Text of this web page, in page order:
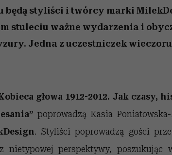
będą styliści i twórcy marki
stuleciu ważne wydarzenia i
Jedna z uczestniczek
głowa 1912-2012. Jak czasy,
poprowadzą Kasia
. Styliści poprowadzą gości
nietypowej perspektywy, poszukując